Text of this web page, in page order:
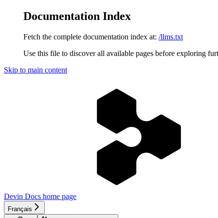
Documentation Index
Fetch the complete documentation index at: /llms.txt
Use this file to discover all available pages before exploring
Skip to main content
Devin Docs home page
Français